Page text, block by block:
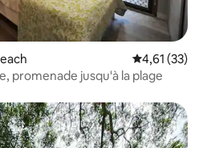
Évaluation
4,61 (33)
promenade jusqu'à la plage